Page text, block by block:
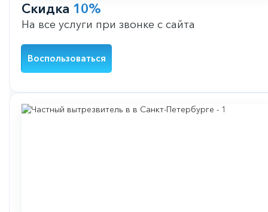
Скидка 10%
На все услуги при звонке с сайта
Воспользоваться